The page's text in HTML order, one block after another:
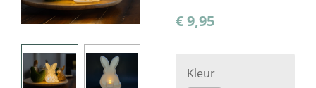
€ 9,95
Kleur